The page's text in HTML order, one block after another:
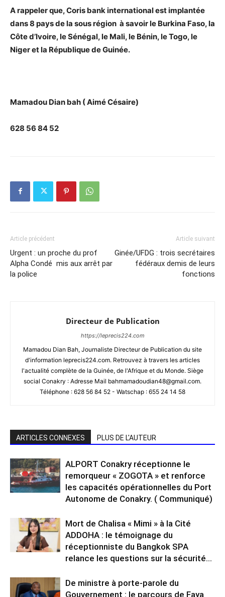
A rappeler que, Coris bank international est implantée
dans 8 pays de la sous région à savoir le Burkina Faso, la
Côte d’Ivoire, le Sénégal, le Mali, le Bénin, le Togo, le
Niger et la République de Guinée.
Mamadou Dian bah ( Aimé Césaire)
628 56 84 52
Article précédent
Urgent : un proche du prof
Alpha Condé mis aux arrêt par
la police
Article suivant
Ginée/UFDG : trois secrétaires
fédéraux demis de leurs
fonctions
Directeur de Publication
https://leprecis224.com
Mamadou Dian Bah, Journaliste Directeur de Publication du site
d'information leprecis224.com. Retrouvez à travers les articles
l'actualité complète de la Guinée, de l'Afrique et du Monde. Siège
social Conakry : Adresse Mail bahmamadoudian48@gmail.com.
Téléphone : 628 56 84 52 - Watschap : 655 24 14 58
ARTICLES CONNEXES PLUS DE L'AUTEUR
ALPORT Conakry réceptionne le
remorqueur « ZOGOTA » et renforce
les capacités opérationnelles du Port
Autonome de Conakry. ( Communiqué)
Mort de Chalisa « Mimi » à la Cité
ADDOHA : le témoignage du
réceptionniste du Bangkok SPA
relance les questions sur la sécurité...
De ministre à porte-parole du
Gouvernement : le parcours de Faya